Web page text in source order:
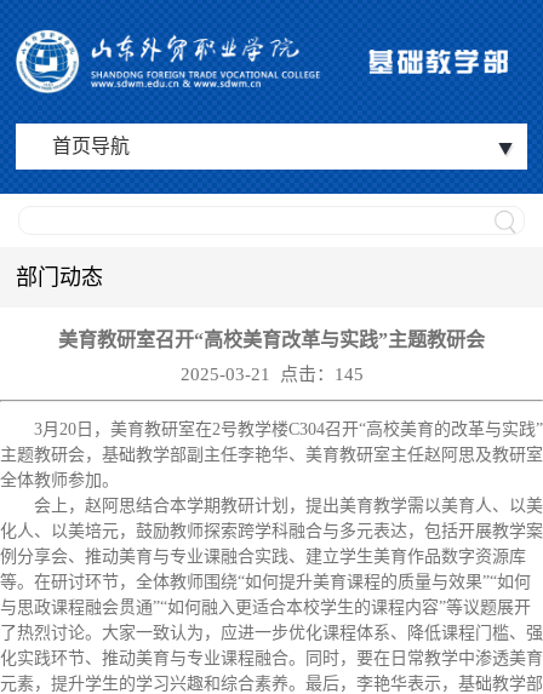
首页导航
部门动态
美育教研室召开“高校美育改革与实践”主题教研会
2025-03-21 点击： 145
3月20日，美育教研室在2号教学楼C304召开“高校美育的改革与实践”
主题教研会，基础教学部副主任李艳华、美育教研室主任赵阿思及教研室
全体教师参加。
会上，赵阿思结合本学期教研计划，提出美育教学需以美育人、以美
化人、以美培元，鼓励教师探索跨学科融合与多元表达，包括开展教学案
例分享会、推动美育与专业课融合实践、建立学生美育作品数字资源库
等。在研讨环节，全体教师围绕“如何提升美育课程的质量与效果”“如何
与思政课程融会贯通”“如何融入更适合本校学生的课程内容”等议题展开
了热烈讨论。大家一致认为，应进一步优化课程体系、降低课程门槛、强
化实践环节、推动美育与专业课程融合。同时，要在日常教学中渗透美育
元素，提升学生的学习兴趣和综合素养。最后，李艳华表示，基础教学部